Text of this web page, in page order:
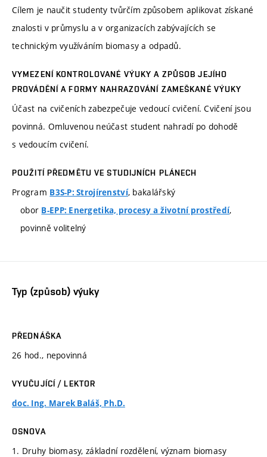
Cílem je naučit studenty tvůrčím způsobem aplikovat získané
znalosti v průmyslu a v organizacích zabývajících se
technickým využíváním biomasy a odpadů.
VYMEZENÍ KONTROLOVANÉ VÝUKY A ZPŮSOB JEJÍHO
PROVÁDĚNÍ A FORMY NAHRAZOVÁNÍ ZAMEŠKANÉ VÝUKY
Účast na cvičeních zabezpečuje vedoucí cvičení. Cvičení jsou
povinná. Omluvenou neúčast student nahradí po dohodě
s vedoucím cvičení.
POUŽITÍ PŘEDMĚTU VE STUDIJNÍCH PLÁNECH
Program B3S-P: Strojírenství, bakalářský
obor B-EPP: Energetika, procesy a životní prostředí,
povinně volitelný
Typ (způsob) výuky
PŘEDNÁŠKA
26 hod., nepovinná
VYUČUJÍCÍ / LEKTOR
doc. Ing. Marek Baláš, Ph.D.
OSNOVA
1. Druhy biomasy, základní rozdělení, význam biomasy